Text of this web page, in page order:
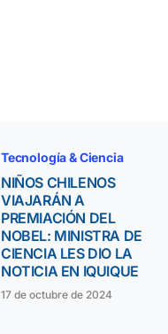
Tecnología & Ciencia
NIÑOS CHILENOS
VIAJARÁN A
PREMIACIÓN DEL
NOBEL: MINISTRA DE
CIENCIA LES DIO LA
NOTICIA EN IQUIQUE
17 de octubre de 2024